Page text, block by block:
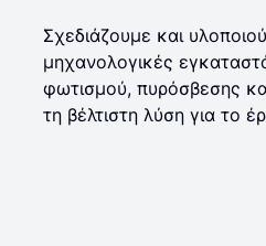
Σχεδιάζουμε και
μηχανολογικές
φωτισμού, πυρόσβεσης
τη βέλτιστη λύση για το